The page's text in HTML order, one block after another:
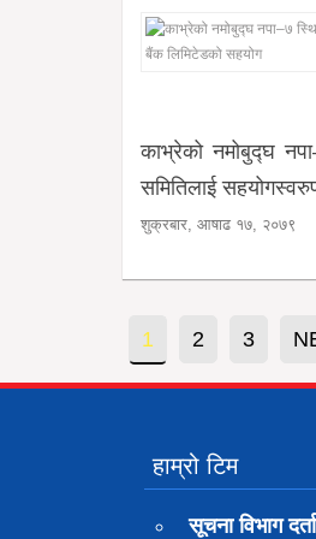
काभ्रेको नमोबुद्घ
समितिलाई
शुक्रबार, आषाढ १७, २०७९
Posts
navigation
1 2 3
हाम्रो टिम
सूचना विभाग